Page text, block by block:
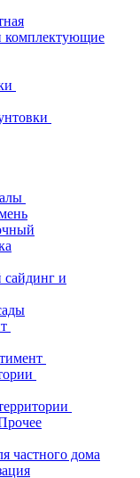
комплектующие
и
частного дома